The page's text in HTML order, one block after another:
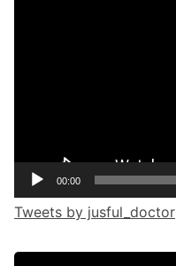
00:00
Tweets by jusful_doctor